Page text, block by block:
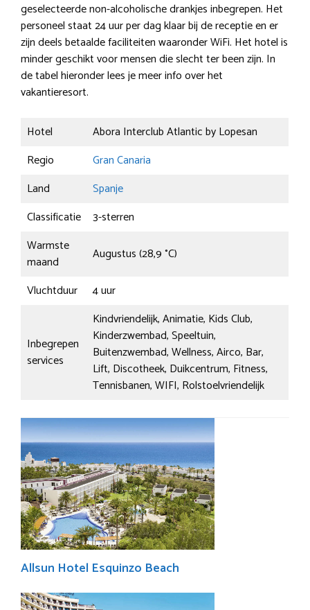
geselecteerde non-alcoholische drankjes inbegrepen. Het
personeel staat 24 uur per dag klaar bij de receptie en er
zijn deels betaalde faciliteiten waaronder WiFi. Het hotel is
minder geschikt voor mensen die slecht ter been zijn. In
de tabel hieronder lees je meer info over het
vakantieresort.
Hotel
Abora Interclub Atlantic by Lopesan
Regio
Gran Canaria
Land
Spanje
Classificatie
3-sterren
Warmste
maand
Augustus (28,9 °C)
Vluchtduur
4 uur
Inbegrepen
services
Kindvriendelijk, Animatie, Kids Club,
Kinderzwembad, Speeltuin,
Buitenzwembad, Wellness, Airco, Bar,
Lift, Discotheek, Duikcentrum, Fitness,
Tennisbanen, WIFI, Rolstoelvriendelijk
Allsun Hotel Esquinzo Beach